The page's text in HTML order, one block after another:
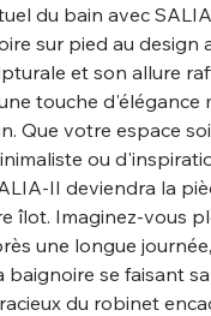
du bain avec
sur pied au design
et son allure
touche d'élégance
Que votre espace
ou
II deviendra la
îlot. Imaginez-vous
une longue
baignoire se faisant
du robinet